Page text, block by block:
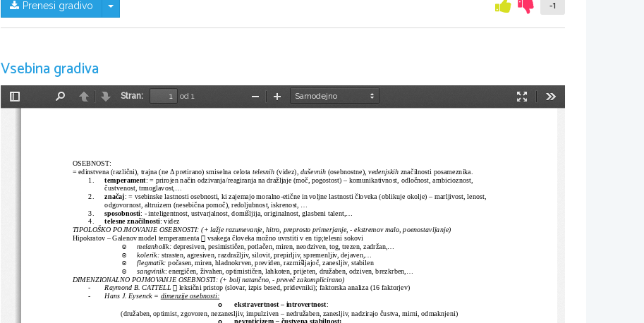
Prenesi gradivo Skrij/prikaži meni -1
Vsebina gradiva
Preklopi
NazajNaprej
Stran:
od 1
Način
PomanjšajPovečaj
OSEBNOST:
= edinstvena (različni), trajna (ne Δ pretirano) smiselna celota telesnih (videz), duševnih (osebnostne), vedenjskih značilnosti posameznika.
1.
temperament: = prirojen način odzivanja/reagiranja na dražljaje (moč, pogostost) – komunikativnost, odločnost, ambicioznost,
čustvenost, trmoglavost,...
2.
značaj: = vsebinske lastnosti osebnosti, ki zajemajo moralno-etične in voljne lastnosti človeka (oblikuje okolje) – marljivost, lenost,
odgovornost, altruizem (nesebična pomoč), redoljubnost, iskrenost, ...
3.
sposobnosti: - inteligentnost, ustvarjalnost, domišljija, originalnost, glasbeni talent,...
4.
telesne značilnosti: videz
TIPOLOŠKO POJMOVANJE OSEBNOSTI: (+ lažje razumevanje, hitro, preprosto primerjanje, - ekstremov malo, poenostavljanje)
Hipokratov – Galenov model temperamenta  vsakega človeka možno uvrstiti v en tip;telesni sokovi
☺
melanholik: depresiven, pesimističen, potlačen, miren, neodziven, tog, trezen, zadržan,...
☺
kolerik: strasten, agresiven, razdražljiv, silovit, prepirljiv, spremenljiv, dejaven,...
☺
flegmatik: počasen, miren, hladnokrven, previden, razmišljajoč, zanesljiv, stabilen
☺
sangvinik: energičen, živahen, optimističen, lahkoten, prijeten, družaben, odziven, brezkrben,...
DIMENZIONALNO POJMOVANJE OSEBNOSTI: (+ bolj natančno, - preveč zakomplicirano)
-
Raymond B. CATTELL  leksični pristop (slovar, izpis besed, pridevniki); faktorska analiza (16 faktorjev)
-
Hans J. Eysenck = dimenzije osebnosti:
o
ekstravertnost – introvertnost:
(družaben, optimist, zgovoren, nezanesljiv, impulziven – nedružaben, zanesljiv, nadzirajo čustva, mirni, odmaknjeni)
o
nevroticizem – čustvena stabilnost: